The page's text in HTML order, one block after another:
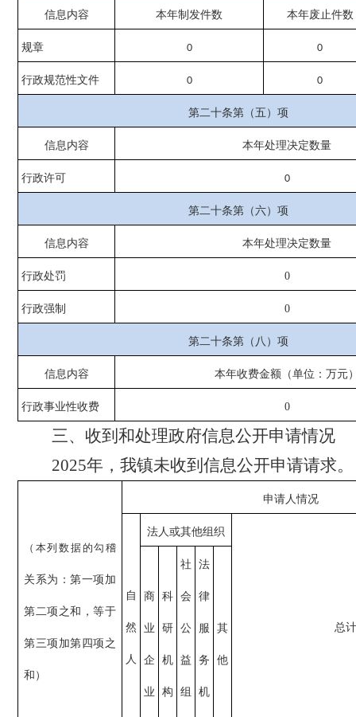
信息内容 本年制发件数 本年废止件数
规章 0 0
行政规范性文件 0 0
第二十条第（五）项
信息内容 本年处理决定数量
行政许可 0
第二十条第（六）项
信息内容 本年处理决定数量
行政处罚 0
行政强制 0
第二十条第（八）项
信息内容 本年收费金额（单位：万元
行政事业性收费 0
三、收到和处理政府信息公开申请情况
2025年，我镇未收到信息公开申请请求。
（本列数据的勾稽
关系为：第一项加
第二项之和，等于
第三项加第四项之
和）
申请人情况
自
然
人
法人或其他组织
总计
商
业
企
业
科
研
机
构
社
会
公
益
组
法
律
服
务
机
其
他